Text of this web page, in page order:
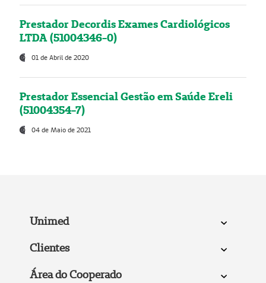
Prestador Decordis Exames Cardiológicos
LTDA (51004346-0)
01 de Abril de 2020
Prestador Essencial Gestão em Saúde Ereli
(51004354-7)
04 de Maio de 2021
Unimed
Clientes
Área do Cooperado